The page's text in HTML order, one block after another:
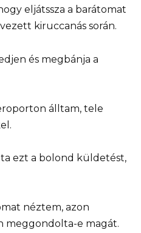
eljátssza a barátomat
kiruccanás során.
és megbánja a
álltam, tele
ezt a bolond küldetést,
néztem, azon
meggondolta-e magát.